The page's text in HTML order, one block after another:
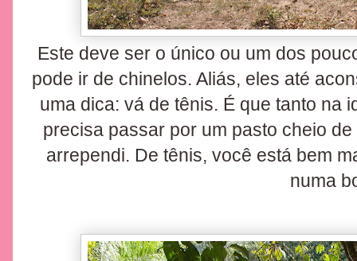
Este deve ser o único ou um dos
pode ir de chinelos. Aliás, eles até
uma dica: vá de tênis. É que tanto na
precisa passar por um pasto cheio
arrependi. De tênis, você está bem
numa